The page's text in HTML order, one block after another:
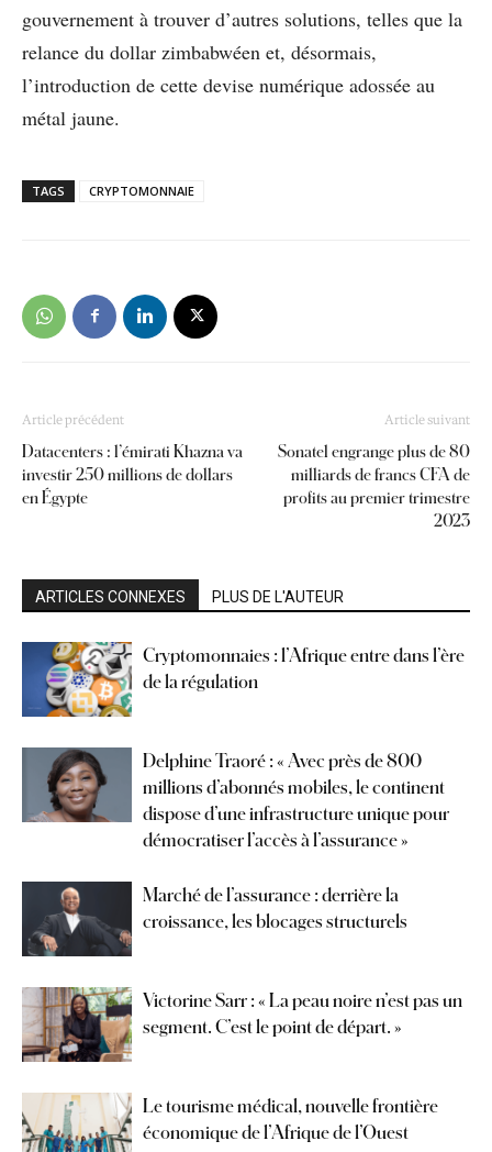
gouvernement à trouver d’autres solutions, telles que la
relance du dollar zimbabwéen et, désormais,
l’introduction de cette devise numérique adossée au
métal jaune.
TAGS CRYPTOMONNAIE
Article précédent
Datacenters : l’émirati Khazna va
investir 250 millions de dollars
en Égypte
Article suivant
Sonatel engrange plus de 80
milliards de francs CFA de
profits au premier trimestre
2023
ARTICLES CONNEXES PLUS DE L'AUTEUR
Cryptomonnaies : l’Afrique entre dans l’ère
de la régulation
Delphine Traoré : « Avec près de 800
millions d’abonnés mobiles, le continent
dispose d’une infrastructure unique pour
démocratiser l’accès à l’assurance »
Marché de l’assurance : derrière la
croissance, les blocages structurels
Victorine Sarr : « La peau noire n’est pas un
segment. C’est le point de départ. »
Le tourisme médical, nouvelle frontière
économique de l’Afrique de l’Ouest